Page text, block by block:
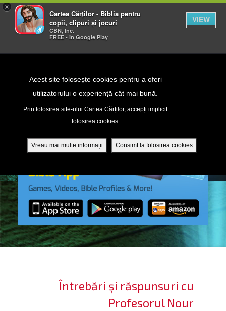
×
Cartea Cărților - Biblia pentru
copii, clipuri și jocuri
CBN, Inc.
FREE - In Google Play
VIEW
Acest site folosește cookies pentru a oferi
utilizatorului o experiență cât mai bună.
Prin folosirea site-ului Cartea Cărților, accepți implicit
folosirea cookies.
Vreau mai multe informații Consimt la folosirea cookies
DVD - Sezoane 1-4
mobilă
te
Întrebări și răspunsuri cu
Profesorul Nour